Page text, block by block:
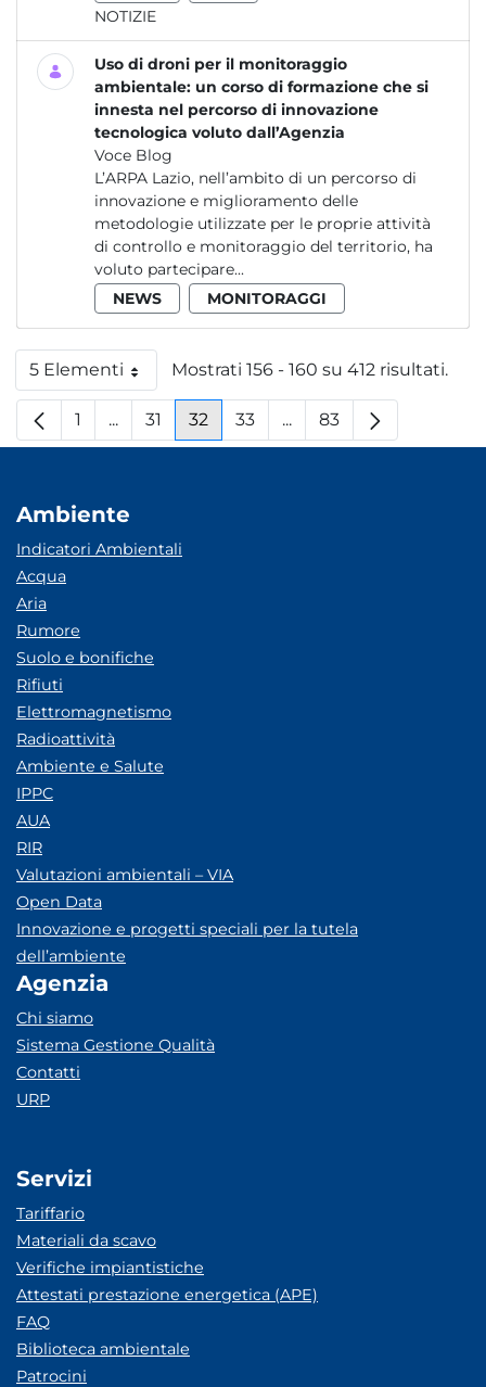
NOTIZIE
Uso di droni per il monitoraggio
ambientale: un corso di formazione che si
innesta nel percorso di innovazione
tecnologica voluto dall’Agenzia
Voce Blog
L’ARPA Lazio, nell’ambito di un percorso di
innovazione e miglioramento delle
metodologie utilizzate per le proprie attività
di controllo e monitoraggio del territorio, ha
voluto partecipare...
NEWS
MONITORAGGI
5 ElementiPer paginaMostrati 156 - 160 su 412 risultati.
Pagina
1 ...Pagine intermedie
Pagina
31 Pagina
32 Pagina
33 ...Pagine intermedie
Pagina
83
Ambiente
Indicatori Ambientali
Acqua
Aria
Rumore
Suolo e bonifiche
Rifiuti
Elettromagnetismo
Radioattività
Ambiente e Salute
IPPC
AUA
RIR
Valutazioni ambientali – VIA
Open Data
Innovazione e progetti speciali per la tutela
dell’ambiente
Agenzia
Chi siamo
Sistema Gestione Qualità
Contatti
URP
Servizi
Tariffario
Materiali da scavo
Verifiche impiantistiche
Attestati prestazione energetica (APE)
FAQ
Biblioteca ambientale
Patrocini